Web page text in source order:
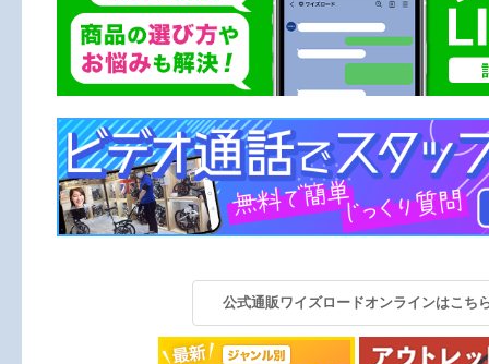
公式通販ワイズロードオンラインはこち